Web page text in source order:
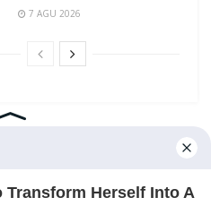
7 AGU 2026
Redaksi Pedoman Media Siber